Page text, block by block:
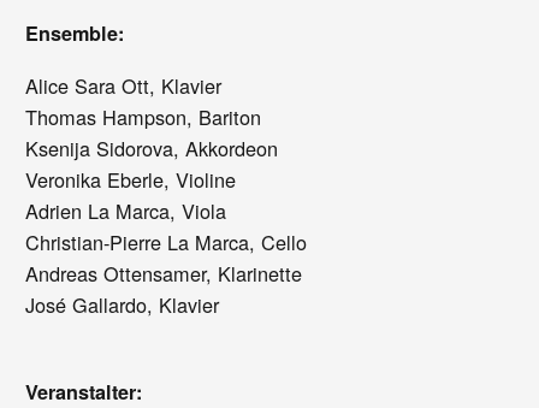
Ensemble:
Alice Sara Ott, Klavier
Thomas Hampson, Bariton
Ksenija Sidorova, Akkordeon
Veronika Eberle, Violine
Adrien La Marca, Viola
Christian-Pierre La Marca, Cello
Andreas Ottensamer, Klarinette
José Gallardo, Klavier
Veranstalter: